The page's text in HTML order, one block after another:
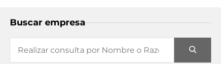
Buscar empresa